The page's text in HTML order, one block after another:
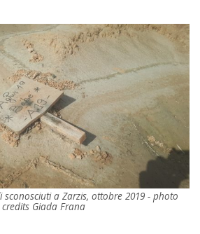
a Zarzis, ottobre 2019 - photo
credits Giada Frana